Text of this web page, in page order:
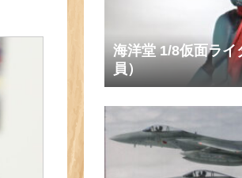
海洋堂 1/8仮面ラ
員）